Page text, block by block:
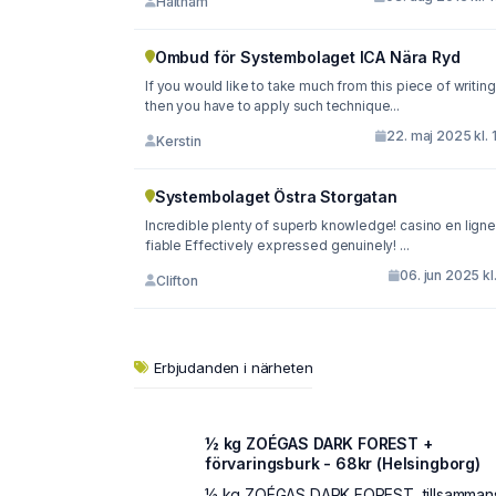
Ombud för Systembolaget ICA Nära Ryd
If you would like to take much from this piece of writing
then you have to apply such technique...
Kerstin 22. maj 2025 kl.
Systembolaget Östra Storgatan
Incredible plenty of superb knowledge! casino en ligne
fiable Effectively expressed genuinely! ...
Clifton 06. jun 2025 kl.
Erbjudanden i närheten
½ kg ZOÉGAS DARK FOREST +
förvaringsburk - 68kr (Helsingborg)